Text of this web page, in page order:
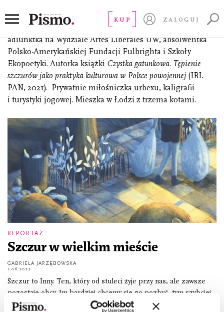
KUP ZALOGUJ
Jarzębowska Gabriela
(ur. 1982), badaczka z obszarów studiów nad zwierzętami,
adiunktka na Wydziale Artes Liberales UW, absolwentka
Polsko-Amerykańskiej Fundacji Fulbrighta i Szkoły
Ekopoetyki. Autorka książki Czystka gatunkowa. Tępienie
szczurów jako praktyka kulturowa w Polsce powojennej (IBL
PAN, 2021). Prywatnie miłośniczka urbexu, kaligrafii
i turystyki jogowej. Mieszka w Łodzi z trzema kotami.
REPORTAŻ
Szczur w wielkim mieście
GABRIELA JARZĘBOWSKA
1.06.2022
Szczur to Inny. Ten, który od stuleci żyje przy nas, ale zawsze
pozostaje obcy. Im bardziej chcemy się go pozbyć, tym szybciej
się odradza.